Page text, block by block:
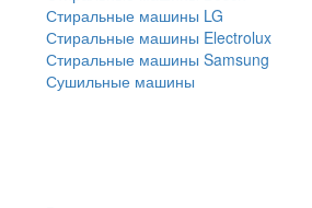
Стиральные машины LG
Стиральные машины Electrolux
Стиральные машины Samsung
Сушильные машины